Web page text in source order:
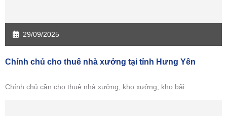
29/09/2025
Chính chủ cho thuê nhà xưởng tại tỉnh Hưng Yên
Chính chủ cần cho thuê nhà xưởng, kho xưởng, kho bãi